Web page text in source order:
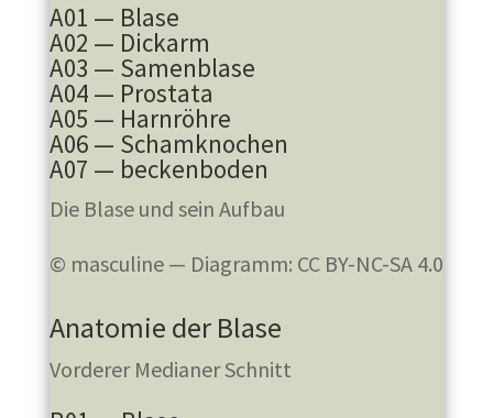
A01 — Blase
A02 — Dickarm
A03 — Samenblase
A04 — Prostata
A05 — Harnröhre
A06 — Schamknochen
A07 — beckenboden
Die Blase und sein Aufbau
© masculine — Diagramm: CC BY-NC-SA 4.0
Anatomie der Blase
Vorderer Medianer Schnitt